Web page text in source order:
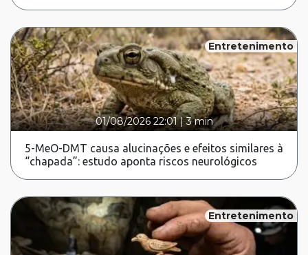
Entretenimento
01/08/2026 22:01|3 min
5-MeO-DMT causa alucinações e efeitos similares à
“chapada”: estudo aponta riscos neurológicos
Entretenimento